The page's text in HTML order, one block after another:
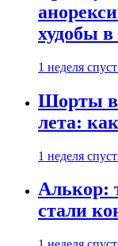
худобы
1 неделя
Шорты в
лета:
1 неделя
Алькор:
стали